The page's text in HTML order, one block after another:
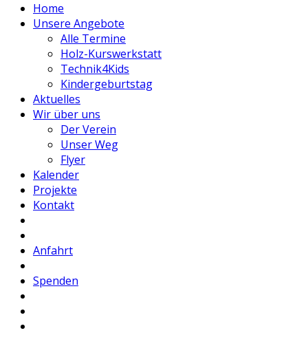
Home
Unsere Angebote
Alle Termine
Holz-Kurswerkstatt
Technik4Kids
Kindergeburtstag
Aktuelles
Wir über uns
Der Verein
Unser Weg
Flyer
Kalender
Projekte
Kontakt
Anfahrt
Spenden